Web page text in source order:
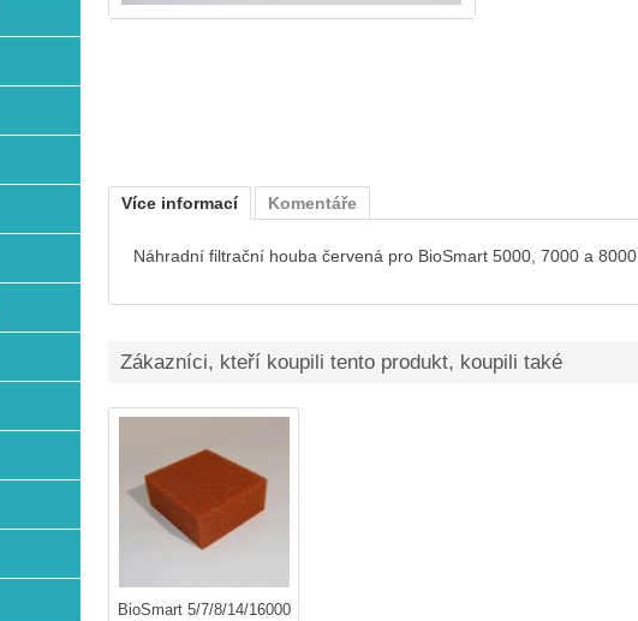
Více informací Komentáře
Náhradní filtrační houba červená pro BioSmart 5000, 7000 a 8000
Zákazníci, kteří koupili tento produkt, koupili také
BioSmart 5/7/8/14/16000